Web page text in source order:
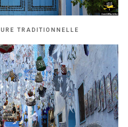
TRADITIONNELLE